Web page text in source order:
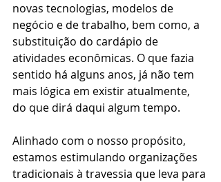
novas tecnologias, modelos de
negócio e de trabalho, bem como, a
substituição do cardápio de
atividades econômicas. O que fazia
sentido há alguns anos, já não tem
mais lógica em existir atualmente,
do que dirá daqui algum tempo.
Alinhado com o nosso propósito,
estamos estimulando organizações
tradicionais à travessia que leva para